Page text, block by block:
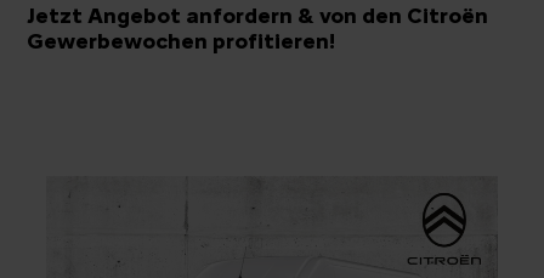
Jetzt Angebot anfordern & von den Citroën
Gewerbewochen profitieren!